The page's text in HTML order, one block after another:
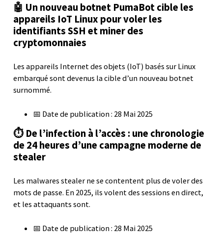
🤖 Un nouveau botnet PumaBot cible les
appareils IoT Linux pour voler les
identifiants SSH et miner des
cryptomonnaies
Les appareils Internet des objets (IoT) basés sur Linux
embarqué sont devenus la cible d’un nouveau botnet
surnommé.
📅 Date de publication : 28 Mai 2025
⏱️ De l’infection à l’accès : une chronologie
de 24 heures d’une campagne moderne de
stealer
Les malwares stealer ne se contentent plus de voler des
mots de passe. En 2025, ils volent des sessions en direct,
et les attaquants sont.
📅 Date de publication : 28 Mai 2025